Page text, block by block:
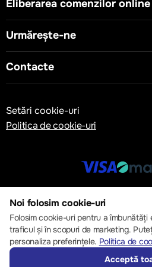
Eliberarea comenzilor online
Urmărește-ne
Contacte
Setări cookie-uri
Politica de cookie-uri
© 2013 – 2026
Noi folosim cookie-uri
Folosim cookie-uri pentru a îmbunătăți
traficul și în scopuri de marketing.
personaliza preferințele. Politica de
Acceptă